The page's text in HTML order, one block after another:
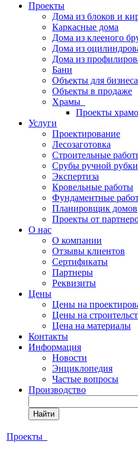
Проекты
Дома из блоков и
Каркасные дома
Дома из клееного
Дома из
Дома из
Бани
Объекты для бизнеса
Объекты в продаже
Храмы
Проекты
Услуги
Проектирование
Лесозаготовка
Строительные
Срубы ручной рубки
Экспертиза
Кровельные работы
Фундаментные
Планировщик домов
Проекты от
О нас
О компании
Отзывы клиентов
Сертификаты
Партнеры
Реквизиты
Цены
Цены на
Цены на
Цена на материалы
Контакты
Информация
Новости
Энциклопедия
Частые вопросы
Производство
Найти
Проекты